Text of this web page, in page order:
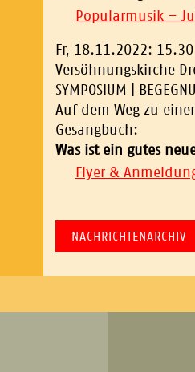
Popularmusik –
Fr, 18.11.2022:
Versöhnungskirche
SYMPOSIUM |
Auf dem Weg zu
Gesangbuch:
Was ist ein gutes
Flyer &
NACHRICHTENARCHIV